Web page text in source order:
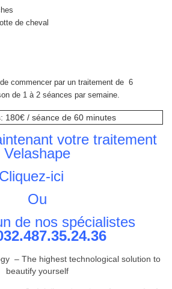
de cheval
commencer par un traitement de 6
de 1 à 2 séances par semaine.
180€ / séance de 60 minutes
votre traitement
Velashape
Cliquez-ici
Ou
de nos spécialistes
– The highest technological solution to
beautify yourself